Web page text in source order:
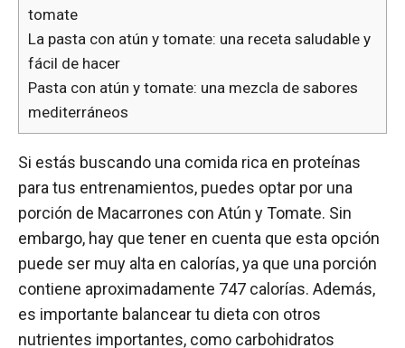
tomate
La pasta con atún y tomate: una receta saludable y
fácil de hacer
Pasta con atún y tomate: una mezcla de sabores
mediterráneos
Si estás buscando una comida rica en proteínas
para tus entrenamientos, puedes optar por una
porción de Macarrones con Atún y Tomate. Sin
embargo, hay que tener en cuenta que esta opción
puede ser muy alta en calorías, ya que una porción
contiene aproximadamente 747 calorías. Además,
es importante balancear tu dieta con otros
nutrientes importantes, como carbohidratos